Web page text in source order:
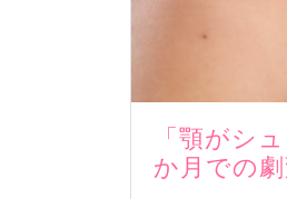
「顎がシ
か月での